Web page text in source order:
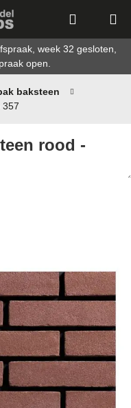
week 32 gesloten,
open.
baksteen
357
rood -